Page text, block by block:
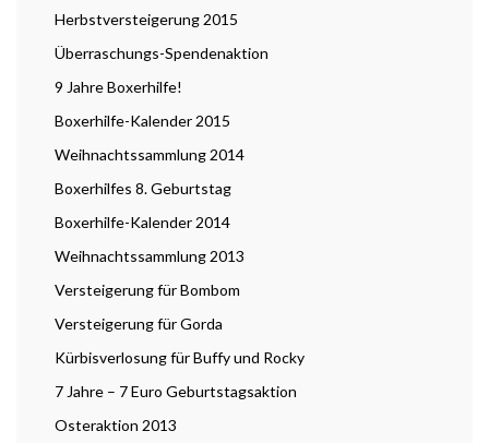
Herbstversteigerung 2015
Überraschungs-Spendenaktion
9 Jahre Boxerhilfe!
Boxerhilfe-Kalender 2015
Weihnachtssammlung 2014
Boxerhilfes 8. Geburtstag
Boxerhilfe-Kalender 2014
Weihnachtssammlung 2013
Versteigerung für Bombom
Versteigerung für Gorda
Kürbisverlosung für Buffy und Rocky
7 Jahre – 7 Euro Geburtstagsaktion
Osteraktion 2013